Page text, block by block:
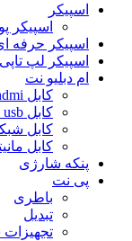
اسپیکر
اسپیکر
اسپیکر حرفه
اسپیکر لپ تاپی
ام دبلیو نت
کابل hdmi
کابل usb ام دبلیو
کابل
کابل
پنکه شارژی
پی نت
باطری
تبدیل